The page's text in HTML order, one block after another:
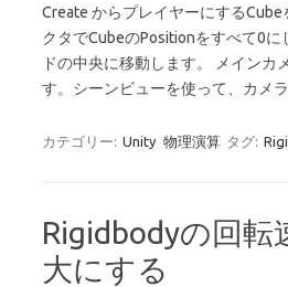
Create からプレイヤーにする
クタでCubeのPositionをすべて0に
ドの中央に移動します。 メインカ
す。シーンビューを使って、カメ
カテゴリー: Unity 物理演算 タグ:
Rigidbodyの回転
大にする